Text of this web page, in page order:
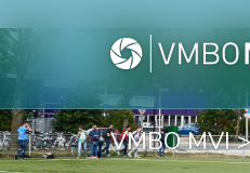
VMBO MVI